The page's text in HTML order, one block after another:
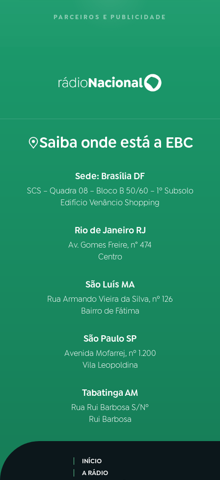
PARCEIROS E PUBLICIDADE
Saiba onde está a EBC
Sede: Brasília DF
SCS – Quadra 08 – Bloco B 50/60 – 1º Subsolo
Edifício Venâncio Shopping
Rio de Janeiro RJ
Av. Gomes Freire, n° 474
Centro
São Luís MA
Rua Armando Vieira da Silva, nº 126
Bairro de Fátima
São Paulo SP
Avenida Mofarrej, nº 1.200
Vila Leopoldina
Tabatinga AM
Rua Rui Barbosa S/Nº
Rui Barbosa
INÍCIO
A RÁDIO